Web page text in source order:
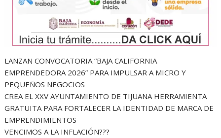
LANZAN CONVOCATORIA “BAJA CALIFORNIA
EMPRENDEDORA 2026” PARA IMPULSAR A MICRO Y
PEQUEÑOS NEGOCIOS
CREA EL XXV AYUNTAMIENTO DE TIJUANA HERRAMIENTA
GRATUITA PARA FORTALECER LA IDENTIDAD DE MARCA DE
EMPRENDIMIENTOS
VENCIMOS A LA INFLACIÓN???